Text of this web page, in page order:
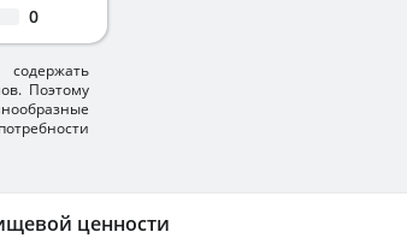
ценности
0
Поэтому